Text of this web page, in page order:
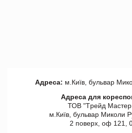
Адреса: м.Київ, бульвар
Адреса для
ТОВ "Tрейд Мастер
м.Київ, бульвар Миколи
2 поверх, оф 121,